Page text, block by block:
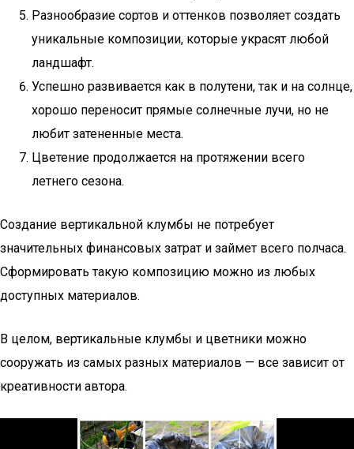
Разнообразие сортов и оттенков позволяет создать
уникальные композиции, которые украсят любой
ландшафт.
Успешно развивается как в полутени, так и на солнце,
хорошо переносит прямые солнечные лучи, но не
любит затененные места.
Цветение продолжается на протяжении всего
летнего сезона.
Создание вертикальной клумбы не потребует
значительных финансовых затрат и займет всего полчаса.
Сформировать такую композицию можно из любых
доступных материалов.
В целом, вертикальные клумбы и цветники можно
сооружать из самых разных материалов — все зависит от
креативности автора.